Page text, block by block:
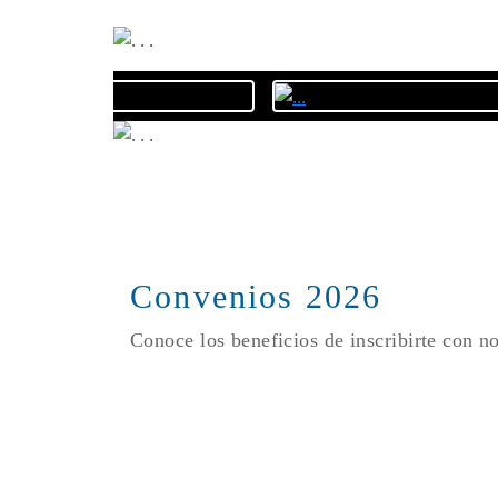
Convenios 2026
Conoce los beneficios de inscribirte con